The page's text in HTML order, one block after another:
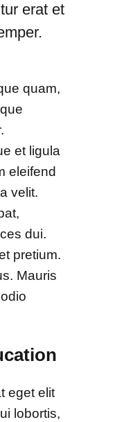
erat et
quam,
et ligula
eleifend
velit.
dui.
pretium.
Mauris
eget elit
lobortis,